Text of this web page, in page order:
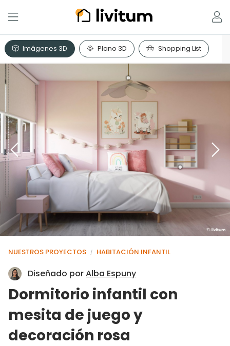
Imágenes 3D Plano 3D Shopping List
NUESTROS PROYECTOS / HABITACIÓN INFANTIL
Diseñado porAlba Espuny
Dormitorio infantil con
mesita de juego y
decoración rosa